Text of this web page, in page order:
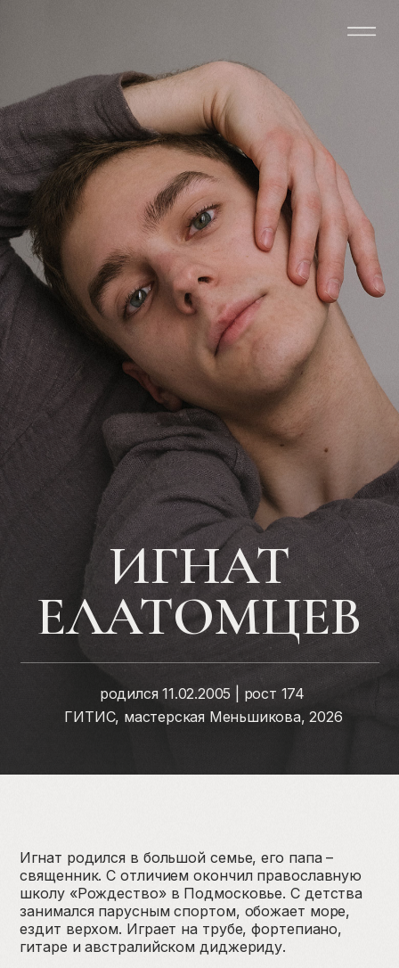
ГИТИС, мастерская Меньшикова, 2026
родился 11.02.2005 | рост 174
ИГНАТ
ЕЛАТОМЦЕВ
Игнат родился в большой семье, его папа –
священник. С отличием окончил православную
школу «‎Рождество»‎ в Подмосковье. С детства
занимался парусным спортом, обожает море,
ездит верхом. Играет на трубе, фортепиано,
гитаре и австралийском диджериду.